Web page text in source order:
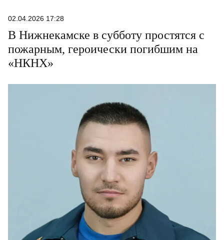
02.04.2026 17:28
В Нижнекамске в субботу простятся с
пожарным, героически погибшим на
«НКНХ»